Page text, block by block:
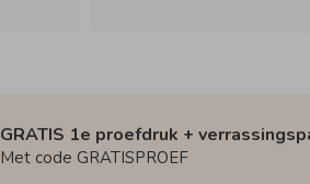
GRATIS 1e proefdruk +
Met code GRATISPROEF